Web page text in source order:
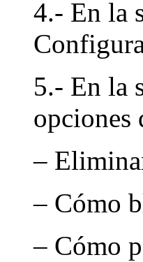
4.- En la
5.- En la
opciones
–
– Cómo
– Cómo